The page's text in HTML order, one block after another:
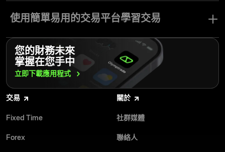
變你的交易未來。現在就註冊，踏出成為專業交易員的第一步。
的線上交易平台，提供安全且舒適的體驗，讓你在考量風險的同
Olymptrade 的優勢：
最低儲值金額 $10
開倉金額低至 1$
免費可重複儲值的模擬帳戶，無風險練習
超過 100 種交易工具，包括 OTC、加密貨幣及藍籌股
可於瀏覽器、桌面版及行動應用程式使用
使用簡單易用的交易平台學習交易
技術工具與交易工具是我們平台的核心特色。此外，易於操作的介
面與完善的教育環境，為初學者提供最佳的學習與交易體驗。
Olymptrade 的幫助中心是一個內容豐富且精簡的知識庫，協助你輕
鬆展開學習之旅，不會感到負擔。市場洞察協助你掌握強勢的進場
時機，現成的策略則幫助你有效掌握價格趨勢。我們的客服團隊全
年無休、支援多種語言，隨時為你解答疑問並即時處理問題。
Olymptrade 的線上交易平台致力於提升你的交易體驗，為你的投資
旅程帶來更多價值。
您的財務未來
掌握在您手中
立即下載應用程式
交易
Fixed Time
Forex
關於
社群媒體
聯絡人